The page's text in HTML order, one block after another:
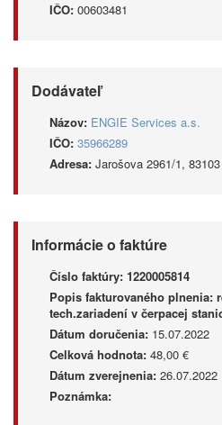
IČO: 00603481
Dodávateľ
Názov: ENGIE Services a.s.
IČO: 35966289
Adresa: Jarošova 2961/1,
Informácie o faktúre
Číslo faktúry: 1220005814
Popis fakturovaného plnenia:
tech.zariadení v čerpacej
Dátum doručenia: 15.07.2022
Celková hodnota: 48,00 €
Dátum zverejnenia: 26.07.2022
Poznámka: